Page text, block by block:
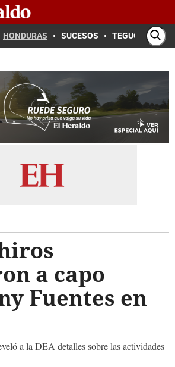
HONDURAS SUCESOS TEGUCIGALPA
a capo
Fuentes en
a la DEA detalles sobre las actividades